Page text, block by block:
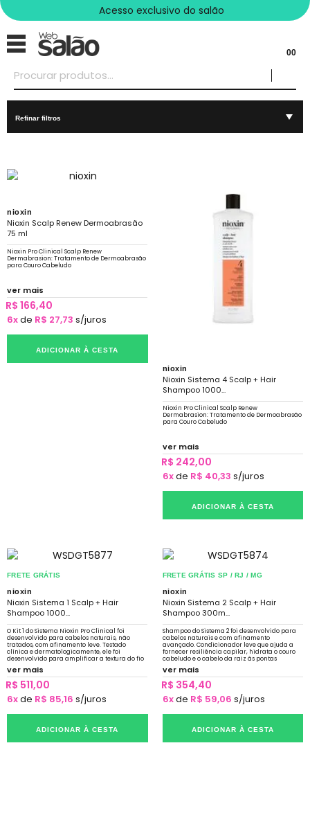
Acesso exclusivo do salão
00
Refinar filtros
nioxin
Nioxin Scalp Renew Dermoabrasão
75 ml
Nioxin Pro Clinical Scalp Renew
Dermabrasion: Tratamento de Dermoabrasão
para Couro Cabeludo
ver mais
R$ 166,40
6xde R$ 27,73 s/juros
ADICIONAR À CESTA
nioxin
Nioxin Sistema 4 Scalp + Hair
Shampoo 1000...
Nioxin Pro Clinical Scalp Renew
Dermabrasion: Tratamento de Dermoabrasão
para Couro Cabeludo
ver mais
R$ 242,00
6xde R$ 40,33 s/juros
ADICIONAR À CESTA
FRETE GRÁTIS
nioxin
Nioxin Sistema 1 Scalp + Hair
Shampoo 1000...
O Kit 1 do Sistema Nioxin Pro Clinical foi
desenvolvido para cabelos naturais, não
tratados, com afinamento leve. Testado
clínica e dermatologicamente, ele foi
desenvolvido para amplificar a textura do fio
e fortalecer a resiliência
ver mais
R$ 511,00
6xde R$ 85,16 s/juros
ADICIONAR À CESTA
FRETE GRÁTIS SP / RJ / MG
nioxin
Nioxin Sistema 2 Scalp + Hair
Shampoo 300m...
Shampoo do Sistema 2 foi desenvolvido para
cabelos naturais e com afinamento
avançado. Condicionador leve que ajuda a
fornecer resiliência capilar, hidrata o couro
cabeludo e o cabelo da raiz às pontas
Clinicamente e dermatologicamente testado
ver mais
R$ 354,40
6xde R$ 59,06 s/juros
ADICIONAR À CESTA